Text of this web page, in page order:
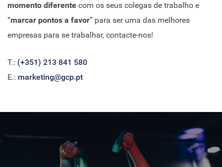
momento diferente com os seus colegas de trabalho e
“marcar pontos a favor” para ser uma das melhores
empresas para se trabalhar, contacte-nos!
T.: (+351) 213 841 580
E.: marketing@gcp.pt